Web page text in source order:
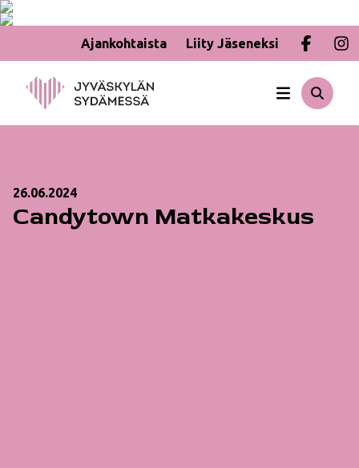
Ajankohtaista
Liity Jäseneksi
sisältöön
26.06.2024
Candytown Matkakeskus